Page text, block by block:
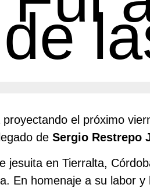
el próximo
de Sergio Restrepo
en Tierralta,
En homenaje a su labor y